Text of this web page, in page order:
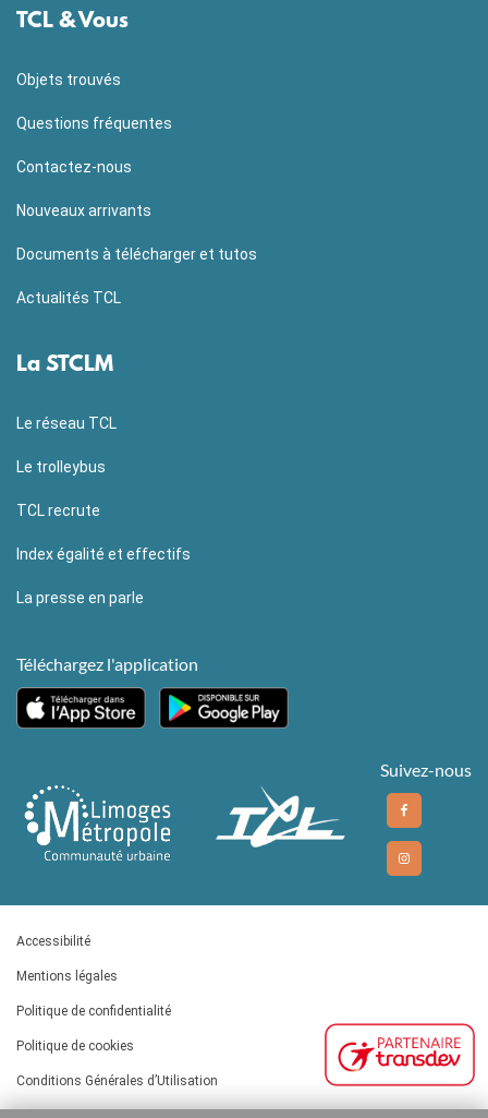
TCL & Vous
Objets trouvés
Questions fréquentes
Contactez-nous
Nouveaux arrivants
Documents à télécharger et tutos
Actualités TCL
La STCLM
Le réseau TCL
Le trolleybus
TCL recrute
Index égalité et effectifs
La presse en parle
Téléchargez l'application
Suivez-nous
Accessibilité
Mentions légales
Politique de confidentialité
Politique de cookies
Conditions Générales d’Utilisation